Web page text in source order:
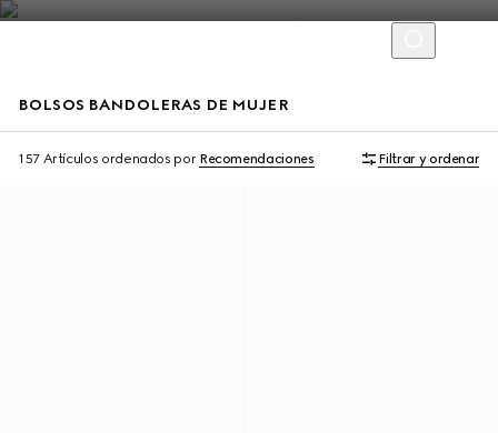
BOLSOS BANDOLERAS DE MUJER
157 Artículos ordenados por Recomendaciones Filtrar y ordenar
Exclusivo En Línea Exclusivo En Línea